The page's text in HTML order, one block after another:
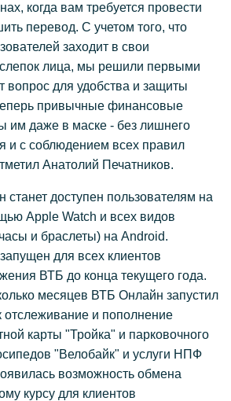
когда вам требуется провести
перевод. С учетом того, что
заходит в свои
лица, мы решили первыми
вопрос для удобства и защиты
привычные финансовые
им даже в маске - без лишнего
и с соблюдением всех правил
Анатолий Печатников.
доступен пользователям на
Apple Watch и всех видов
и браслеты) на Android.
для всех клиентов
ВТБ до конца текущего года.
месяцев ВТБ Онлайн запустил
отслеживание и пополнение
карты "Тройка" и парковочного
"Велобайк" и услуги НПФ
возможность обмена
курсу для клиентов